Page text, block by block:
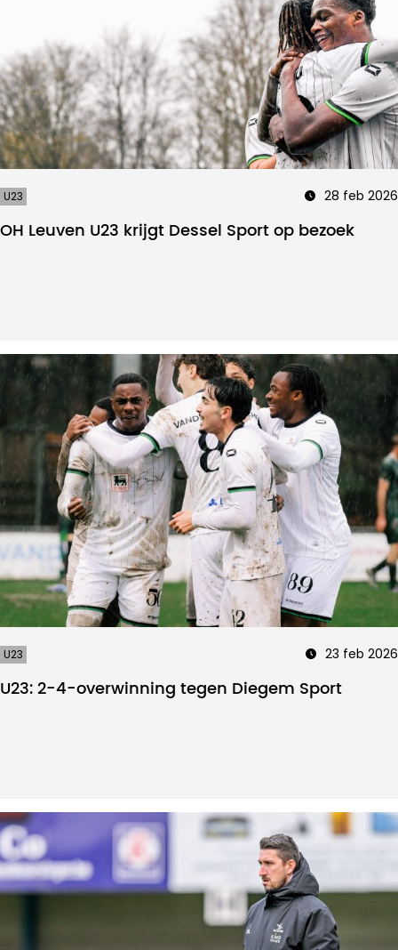
U23 28 feb 2026
OH Leuven U23 krijgt Dessel Sport op bezoek
U23 23 feb 2026
U23: 2-4-overwinning tegen Diegem Sport